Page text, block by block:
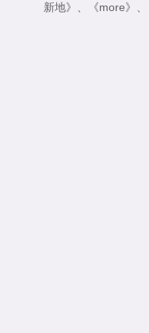
新地》 、 《more》 、